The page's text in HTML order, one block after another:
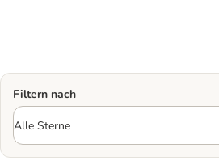
Filtern nach